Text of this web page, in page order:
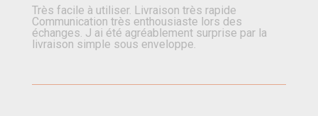
Très facile à utiliser. Livraison très rapide
Communication très enthousiaste lors des
échanges. J ai été agréablement surprise par la
livraison simple sous enveloppe.